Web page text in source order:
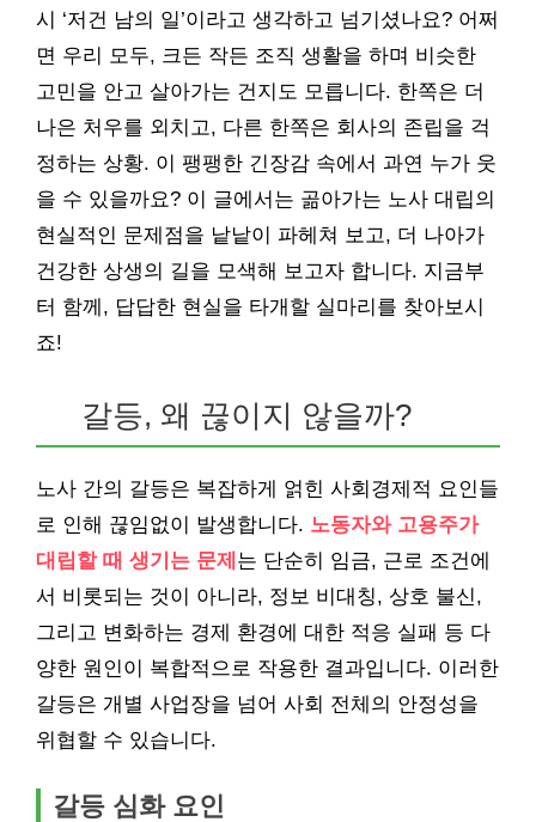
시 ‘저건 남의 일’이라고 생각하고 넘기셨나요? 어쩌
면 우리 모두, 크든 작든 조직 생활을 하며 비슷한
고민을 안고 살아가는 건지도 모릅니다. 한쪽은 더
나은 처우를 외치고, 다른 한쪽은 회사의 존립을 걱
정하는 상황. 이 팽팽한 긴장감 속에서 과연 누가 웃
을 수 있을까요? 이 글에서는 곪아가는 노사 대립의
현실적인 문제점을 낱낱이 파헤쳐 보고, 더 나아가
건강한 상생의 길을 모색해 보고자 합니다. 지금부
터 함께, 답답한 현실을 타개할 실마리를 찾아보시
죠!
갈등, 왜 끊이지 않을까?
노사 간의 갈등은 복잡하게 얽힌 사회경제적 요인들
로 인해 끊임없이 발생합니다. 노동자와 고용주가
대립할 때 생기는 문제 는 단순히 임금, 근로 조건에
서 비롯되는 것이 아니라, 정보 비대칭, 상호 불신,
그리고 변화하는 경제 환경에 대한 적응 실패 등 다
양한 원인이 복합적으로 작용한 결과입니다. 이러한
갈등은 개별 사업장을 넘어 사회 전체의 안정성을
위협할 수 있습니다.
갈등 심화 요인